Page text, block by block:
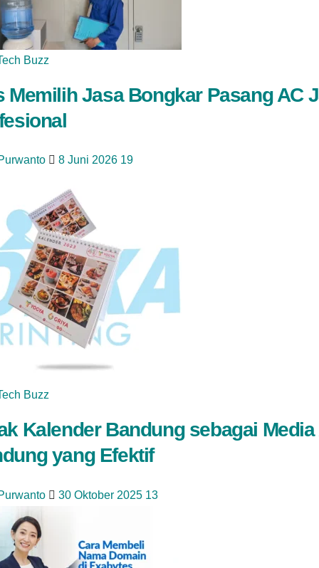
Buzz
Memilih Jasa Bongkar Pasang AC
8 Juni 2026 19
Buzz
Kalender Bandung sebagai
yang Efektif
30 Oktober 2025 13